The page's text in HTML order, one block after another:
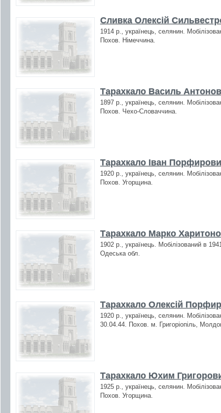
Сливка Олексій
1914 р., українець, селянин.
Похов. Німеччина.
Тарахкало Василь
1897 р., українець, селянин.
Похов. Чехо-Словаччина.
Тарахкало Іван
1920 р., українець, селянин.
Похов. Угорщина.
Тарахкало Марко
1902 р., українець. Мобілізований в
Одеська обл.
Тарахкало Олексій
1920 р., українець, селянин.
30.04.44. Похов. м. Григоріопіль,
Тарахкало Юхим
1925 р., українець, селянин.
Похов. Угорщина.